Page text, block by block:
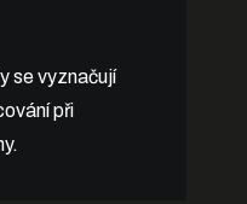
se vyznačují
při